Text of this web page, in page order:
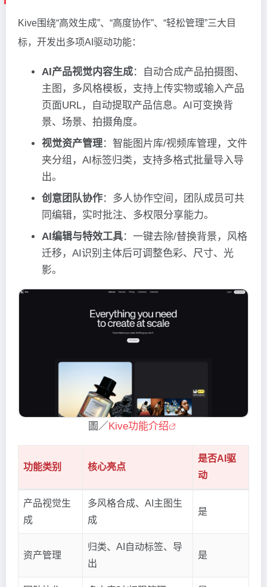
Kive围绕“高效生成”、“高度协作”、“轻松管理”三大目
标，开发出多项AI驱动功能：
AI产品视觉内容生成：自动合成产品拍摄图、
主图，多风格模板，支持上传实物或输入产品
页面URL，自动提取产品信息。AI可变换背
景、场景、拍摄角度。
视觉资产管理：智能图片库/视频库管理，文件
夹分组，AI标签归类，支持多格式批量导入导
出。
创意团队协作：多人协作空间，团队成员可共
同编辑，实时批注、多权限分享能力。
AI编辑与特效工具：一键去除/替换背景，风格
迁移，AI识别主体后可调整色彩、尺寸、光
影。
圖／Kive功能介绍
功能类别 核心亮点
是否AI驱
动
产品视觉生
成
多风格合成、AI主图生
成
是
资产管理
归类、AI自动标签、导
出
是